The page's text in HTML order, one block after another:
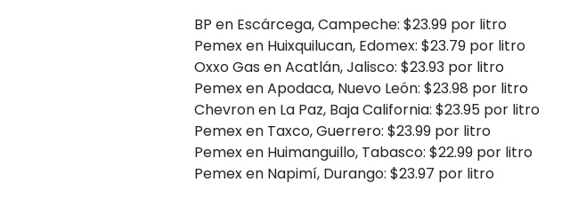
BP en Escárcega, Campeche: $23.99 por litro
Pemex en Huixquilucan, Edomex: $23.79 por litro
Oxxo Gas en Acatlán, Jalisco: $23.93 por litro
Pemex en Apodaca, Nuevo León: $23.98 por litro
Chevron en La Paz, Baja California: $23.95 por litro
Pemex en Taxco, Guerrero: $23.99 por litro
Pemex en Huimanguillo, Tabasco: $22.99 por litro
Pemex en Napimí, Durango: $23.97 por litro